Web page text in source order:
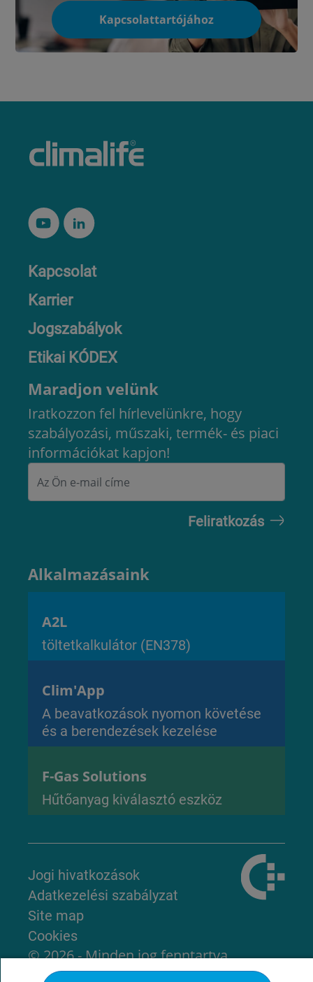
Kapcsolattartójához
Kapcsolat
Karrier
Jogszabályok
Etikai KÓDEX
Maradjon velünk
Iratkozzon fel hírlevelünkre, hogy
szabályozási, műszaki, termék- és piaci
információkat kapjon!
Alkalmazásaink
A2L
töltetkalkulátor (EN378)
Clim'App
A beavatkozások nyomon követése
és a berendezések kezelése
F-Gas Solutions
Hűtőanyag kiválasztó eszköz
Jogi hivatkozások
Adatkezelési szabályzat
Site map
Cookies
© 2026 - Minden jog fenntartva